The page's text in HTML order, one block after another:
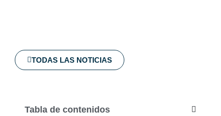
TODAS LAS NOTICIAS
Tabla de contenidos